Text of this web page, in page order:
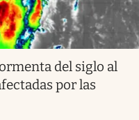
del siglo al
por las